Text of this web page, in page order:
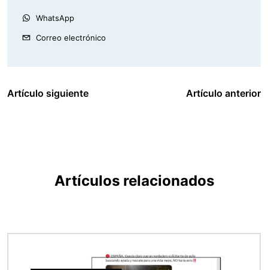
WhatsApp
Correo electrónico
Artículo siguiente Artículo anterior
Artículos relacionados